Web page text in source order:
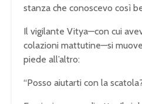
stanza che conoscevo così
Il vigilante Vitya—con cui
colazioni mattutine—si
piede all’altro:
“Posso aiutarti con la